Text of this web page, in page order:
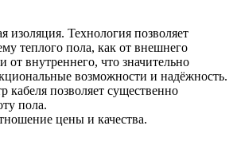
изоляция. Технология позволяет
теплого пола, как от внешнего
от внутреннего, что значительно
возможности и надёжность.
кабеля позволяет существенно
пола.
цены и качества.